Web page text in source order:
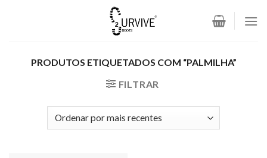
PRODUTOS ETIQUETADOS COM “PALMILHA”
FILTRAR